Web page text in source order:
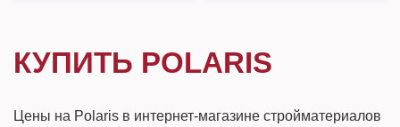
КУПИТЬ POLARIS
Цены на Polaris в интернет-магазине стройматериалов